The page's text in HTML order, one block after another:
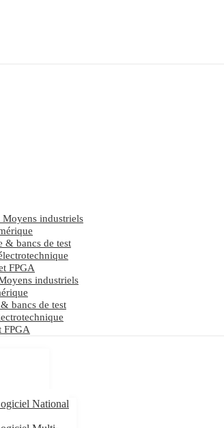
industriels
& bancs de test
FPGA
industriels
bancs de test
FPGA
National